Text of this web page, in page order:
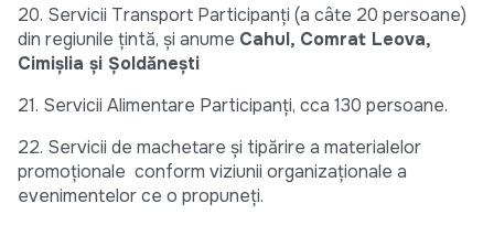
20. Servicii Transport Participanți (a câte 20 persoane)
din regiunile țintă, și anume Cahul, Comrat Leova,
Cimișlia și Șoldănești
21. Servicii Alimentare Participanți, cca 130 persoane.
22. Servicii de machetare și tipărire a materialelor
promoționale conform viziunii organizaționale a
evenimentelor ce o propuneți.